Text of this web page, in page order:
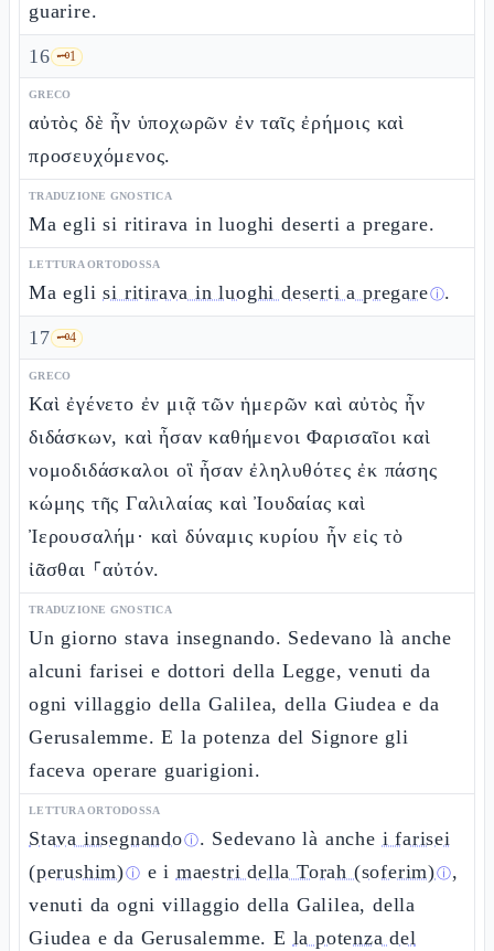
guarire.
16 🗝️1
GRECO
αὐτὸς δὲ ἦν ὑποχωρῶν ἐν ταῖς ἐρήμοις καὶ
προσευχόμενος.
TRADUZIONE GNOSTICA
Ma egli si ritirava in luoghi deserti a pregare.
LETTURA ORTODOSSA
Ma eglisi ritirava in luoghi deserti a pregareⓘ.
17 🗝️4
GRECO
Καὶ ἐγένετο ἐν μιᾷ τῶν ἡμερῶν καὶ αὐτὸς ἦν
διδάσκων, καὶ ἦσαν καθήμενοι Φαρισαῖοι καὶ
νομοδιδάσκαλοι οἳ ἦσαν ἐληλυθότες ἐκ πάσης
κώμης τῆς Γαλιλαίας καὶ Ἰουδαίας καὶ
Ἰερουσαλήμ· καὶ δύναμις κυρίου ἦν εἰς τὸ
ἰᾶσθαι ⸀αὐτόν.
TRADUZIONE GNOSTICA
Un giorno stava insegnando. Sedevano là anche
alcuni farisei e dottori della Legge, venuti da
ogni villaggio della Galilea, della Giudea e da
Gerusalemme. E la potenza del Signore gli
faceva operare guarigioni.
LETTURA ORTODOSSA
Stava insegnandoⓘ. Sedevano là anche i farisei
(perushim)ⓘ e i maestri della Torah (soferim)ⓘ,
venuti da ogni villaggio della Galilea, della
Giudea e da Gerusalemme. E la potenza del